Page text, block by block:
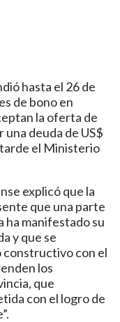
hasta el 26 de
de bono en
la oferta de
deuda de US$
el Ministerio
explicó que la
que una parte
ha manifestado su
y que se
constructivo con el
los
que
con el logro de